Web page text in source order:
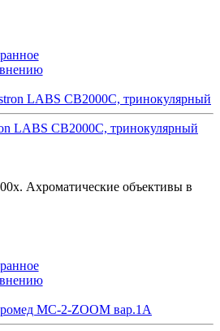
LABS CB2000C, тринокулярный
Ахроматические объективы в